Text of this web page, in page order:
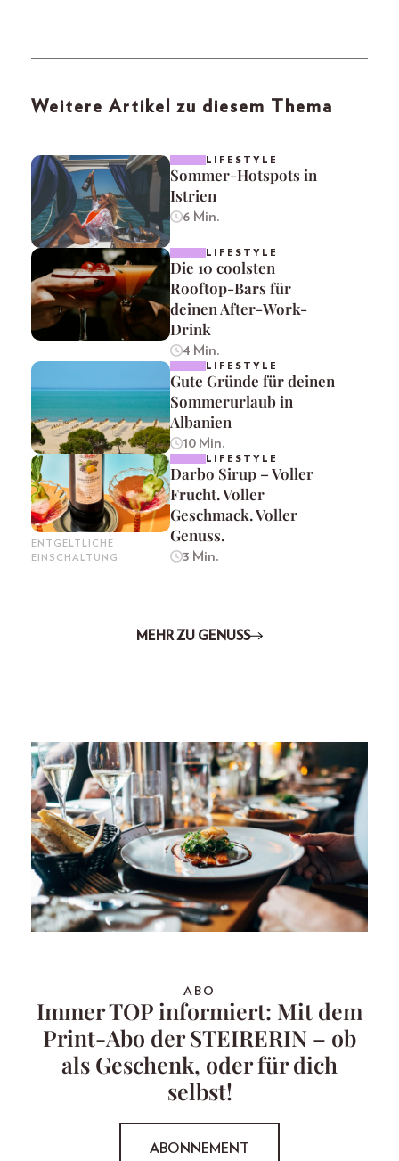
Weitere Artikel zu diesem Thema
LIFESTYLE
Sommer-Hotspots in
Istrien
6 Min.
LIFESTYLE
Die 10 coolsten
Rooftop-Bars für
deinen After-Work-
Drink
4 Min.
LIFESTYLE
Gute Gründe für deinen
Sommerurlaub in
Albanien
10 Min.
ENTGELTLICHE
EINSCHALTUNG
LIFESTYLE
Darbo Sirup – Voller
Frucht. Voller
Geschmack. Voller
Genuss.
3 Min.
MEHR ZU GENUSS
ABO
Immer TOP informiert: Mit dem
Print-Abo der STEIRERIN – ob
als Geschenk, oder für dich
selbst!
ABONNEMENT